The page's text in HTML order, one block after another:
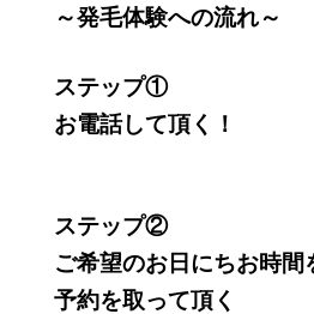
～発毛体験への流れ～
ステップ①
お電話して頂く！
ステップ②
ご希望のお日にちお時間
予約を取って頂く